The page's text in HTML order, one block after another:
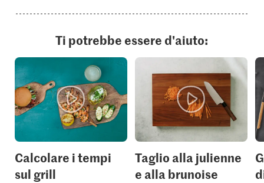
Ti potrebbe essere d'aiuto:
Calcolare i tempi
sul grill
Taglio alla julienne
e alla brunoise